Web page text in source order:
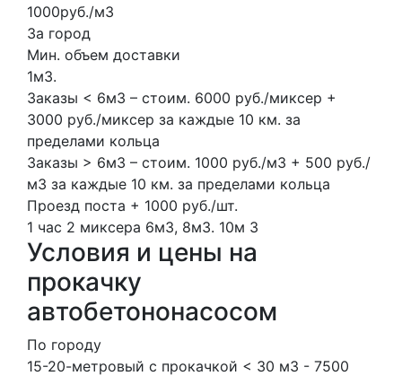
1000руб./м3
За город
Мин. объем доставки
1м3.
Заказы < 6м3 – стоим. 6000 руб./миксер +
3000 руб./миксер за каждые 10 км. за
пределами кольца
Заказы > 6м3 – стоим. 1000 руб./м3 + 500 руб./
м3 за каждые 10 км. за пределами кольца
Проезд поста + 1000 руб./шт.
1 час 2 миксера 6м3, 8м3. 10м 3
Условия и цены на
прокачку
автобетононасосом
По городу
15-20-метровый с прокачкой < 30 м3 - 7500